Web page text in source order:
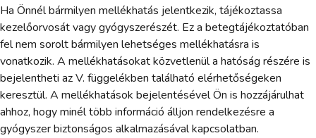
Ha Önnél bármilyen mellékhatás jelentkezik, tájékoztassa
kezelőorvosát vagy gyógyszerészét. Ez a betegtájékoztatóban
fel nem sorolt bármilyen lehetséges mellékhatásra is
vonatkozik. A mellékhatásokat közvetlenül a hatóság részére is
bejelentheti az V. függelékben található elérhetőségeken
keresztül. A mellékhatások bejelentésével Ön is hozzájárulhat
ahhoz, hogy minél több információ álljon rendelkezésre a
gyógyszer biztonságos alkalmazásával kapcsolatban.